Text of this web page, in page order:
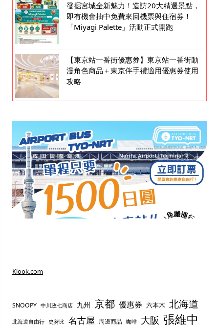
發掘宮城全新魅力！造訪20大精選景點，
即有機會抽中免費來回機票與住宿券！
「Miyagi Palette」活動正式開跑
【東京站一番街優惠券】東京站一番街動
漫角色商品＋東京伴手禮適用優惠券使用
攻略
Klook.com
SNOOPY 中川政七商店 九州 京都 優惠券 六本木 北海道
北海道自由行 史努比 名古屋 周邊商品 咖啡 大阪 張維中